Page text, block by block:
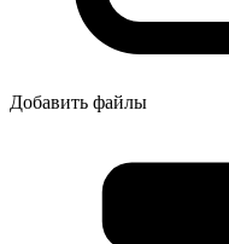
Добавить файлы